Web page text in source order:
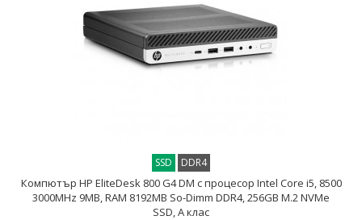
SSD DDR4
Компютър HP EliteDesk 800 G4 DM с процесор Intel Core i5, 8500
3000MHz 9MB, RAM 8192MB So-Dimm DDR4, 256GB M.2 NVMe
SSD, A клас